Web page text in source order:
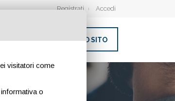
Registrati Accedi
INSERISCI IL TUO SITO
visitatori come
o